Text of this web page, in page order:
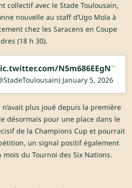
collectif avec le Stade Toulousain,
nouvelle au staff d’Ugo Mola à
chez les Saracens en Coupe
(18 h 30).
N5m686EEgN
January 5, 2026
n’avait plus joué depuis la première
désormais pour une place dans le
de la Champions Cup et pourrait
un signal positif également
mois du Tournoi des Six Nations.